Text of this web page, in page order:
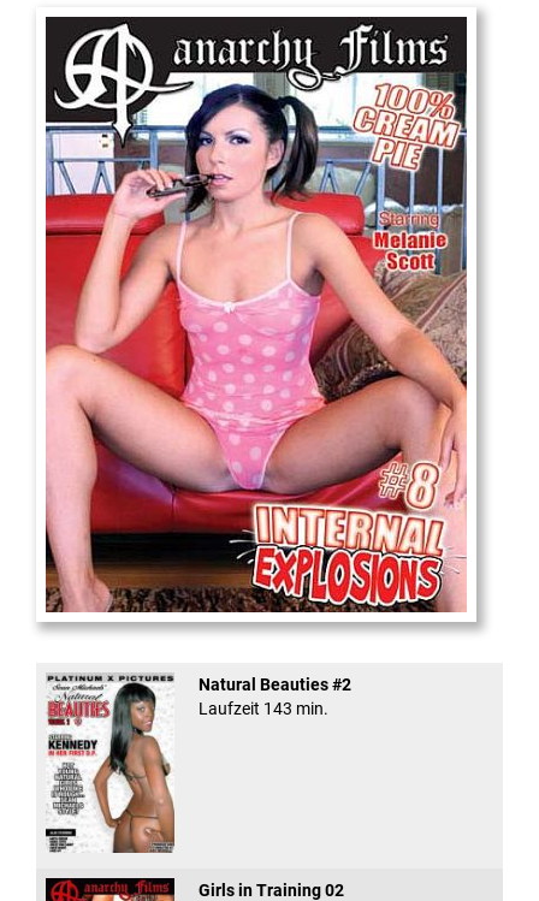
Internal Explosionen
Natural Beauties #2
Laufzeit 143 min.
Girls in Training 02